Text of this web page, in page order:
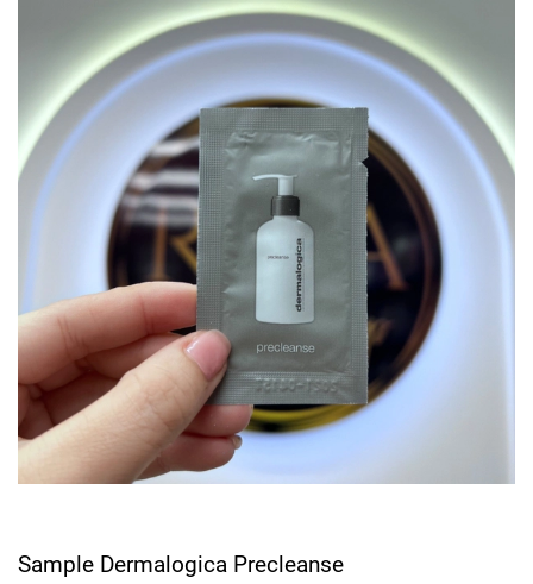
Sample Dermalogica Precleanse